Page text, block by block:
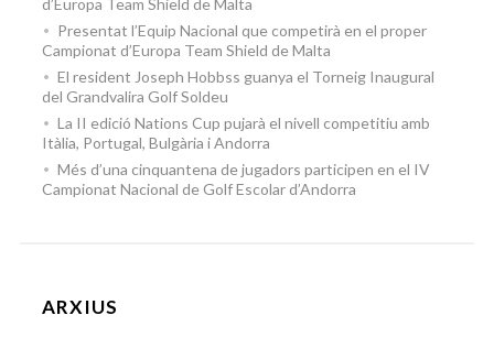
Presentat l’Equip Nacional que competirà en el proper
Campionat d’Europa Team Shield de Malta
El resident Joseph Hobbss guanya el Torneig Inaugural
del Grandvalira Golf Soldeu
La II edició Nations Cup pujarà el nivell competitiu amb
Itàlia, Portugal, Bulgària i Andorra
Més d’una cinquantena de jugadors participen en el IV
Campionat Nacional de Golf Escolar d’Andorra
ARXIUS